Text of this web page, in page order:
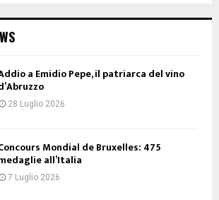
a Emidio Pepe, il patriarca del vino
28 Luglio 2026
Mondial de Bruxelles: 475
all’Italia
7 Luglio 2026